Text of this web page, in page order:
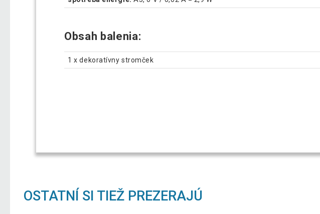
Obsah balenia:
1 x dekoratívny stromček
OSTATNÍ SI TIEŽ PREZERAJÚ